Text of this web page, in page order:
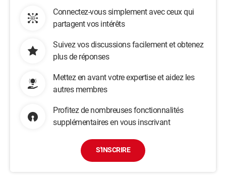
Connectez-vous simplement avec ceux qui
partagent vos intérêts
Suivez vos discussions facilement et obtenez
plus de réponses
Mettez en avant votre expertise et aidez les
autres membres
Profitez de nombreuses fonctionnalités
supplémentaires en vous inscrivant
S'INSCRIRE